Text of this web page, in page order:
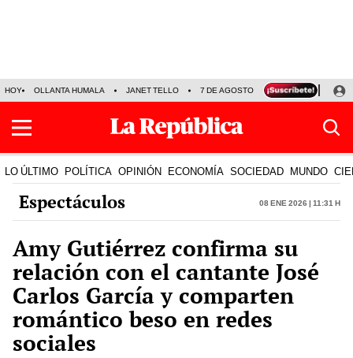
HOY OLLANTA HUMALA JANET TELLO 7 DE AGOSTO TINKA RESULTADOS
LO ÚLTIMO POLÍTICA OPINIÓN ECONOMÍA SOCIEDAD MUNDO
Espectáculos 08 Ene 2026 | 11:31 h
Amy Gutiérrez confirma su
relación con el cantante José
Carlos García y comparten
romántico beso en redes
sociales